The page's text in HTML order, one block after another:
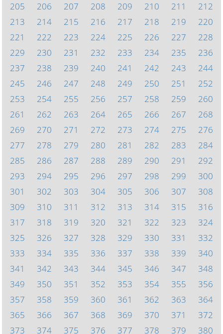
205
206 207 208 209 210 211
212
213
214 215 216 217 218 219
220
221
222 223 224 225 226 227
228
229
230 231 232 233 234 235
236
237
238 239 240 241 242 243
244
245
246 247 248 249 250 251
252
253
254 255 256 257 258 259
260
261
262 263 264 265 266 267
268
269
270 271 272 273 274 275
276
277
278 279 280 281 282 283
284
285
286 287 288 289 290 291
292
293
294 295 296 297 298 299
300
301
302 303 304 305 306 307
308
309
310 311 312 313 314 315
316
317
318 319 320 321 322 323
324
325
326 327 328 329 330 331
332
333
334 335 336 337 338 339
340
341
342 343 344 345 346 347
348
349
350 351 352 353 354 355
356
357
358 359 360 361 362 363
364
365
366 367 368 369 370 371
372
373
374 375 376 377 378 379 380